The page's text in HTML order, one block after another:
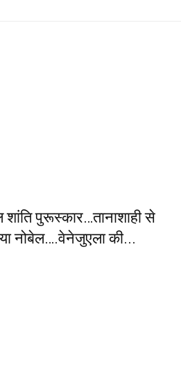
शांति पुरूस्कार…तानाशाही से
नोबेल….वेनेजुएला की...